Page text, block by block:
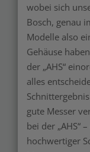
wobei sich
Bosch, genau
Modelle also
Gehäuse
der „AHS“
alles
gute Messer
bei der „AHS“
hochwertiger